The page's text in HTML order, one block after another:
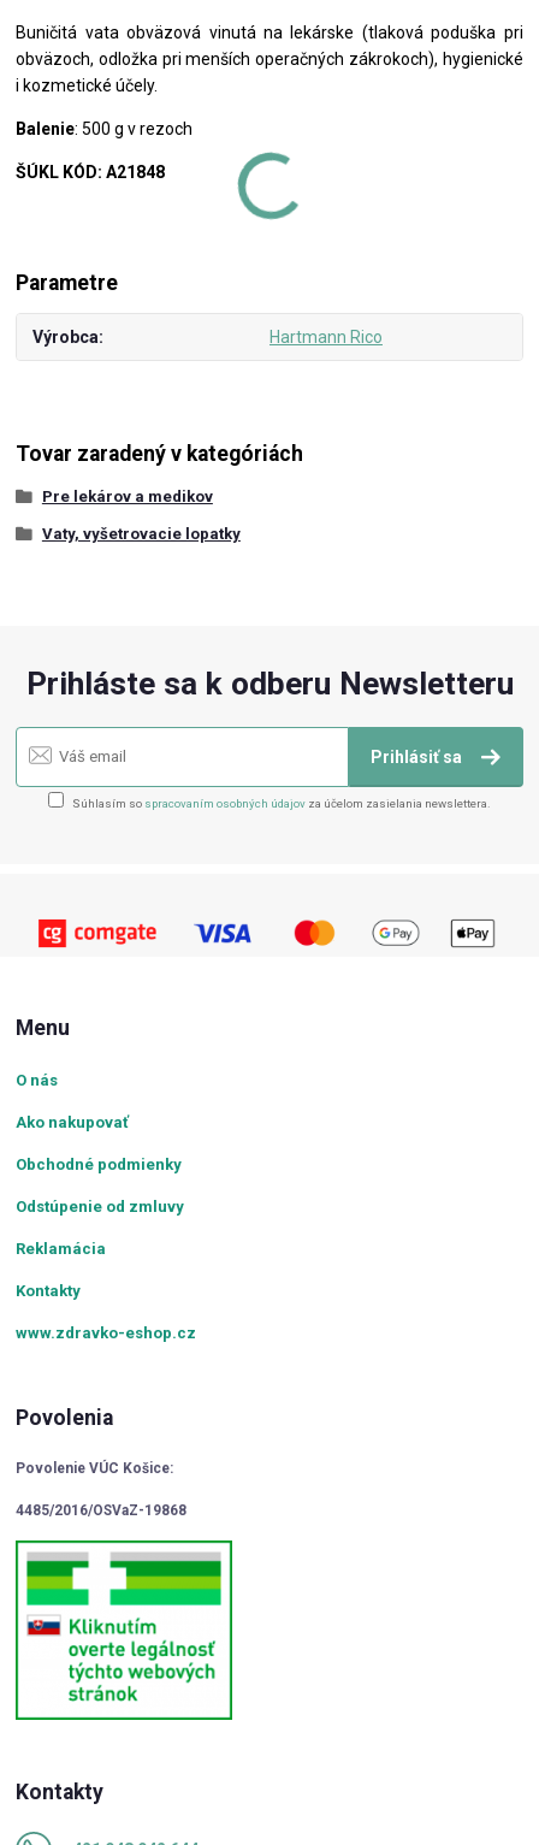
Buničitá vata obväzová vinutá na lekárske (tlaková poduška pri
obväzoch, odložka pri menších operačných zákrokoch), hygienické
i kozmetické účely.
Balenie: 500 g v rezoch
ŠÚKL KÓD: A21848
Parametre
Výrobca Hartmann Rico
Tovar zaradený v kategóriách
Pre lekárov a medikov
Vaty, vyšetrovacie lopatky
Prihláste sa k odberu Newsletteru
Prihlásiť sa
Súhlasím so spracovaním osobných údajov za účelom zasielania newslettera.
Menu
O nás
Ako nakupovať
Obchodné podmienky
Odstúpenie od zmluvy
Reklamácia
Kontakty
www.zdravko-eshop.cz
Povolenia
Povolenie VÚC Košice:
4485/2016/OSVaZ-19868
Kontakty